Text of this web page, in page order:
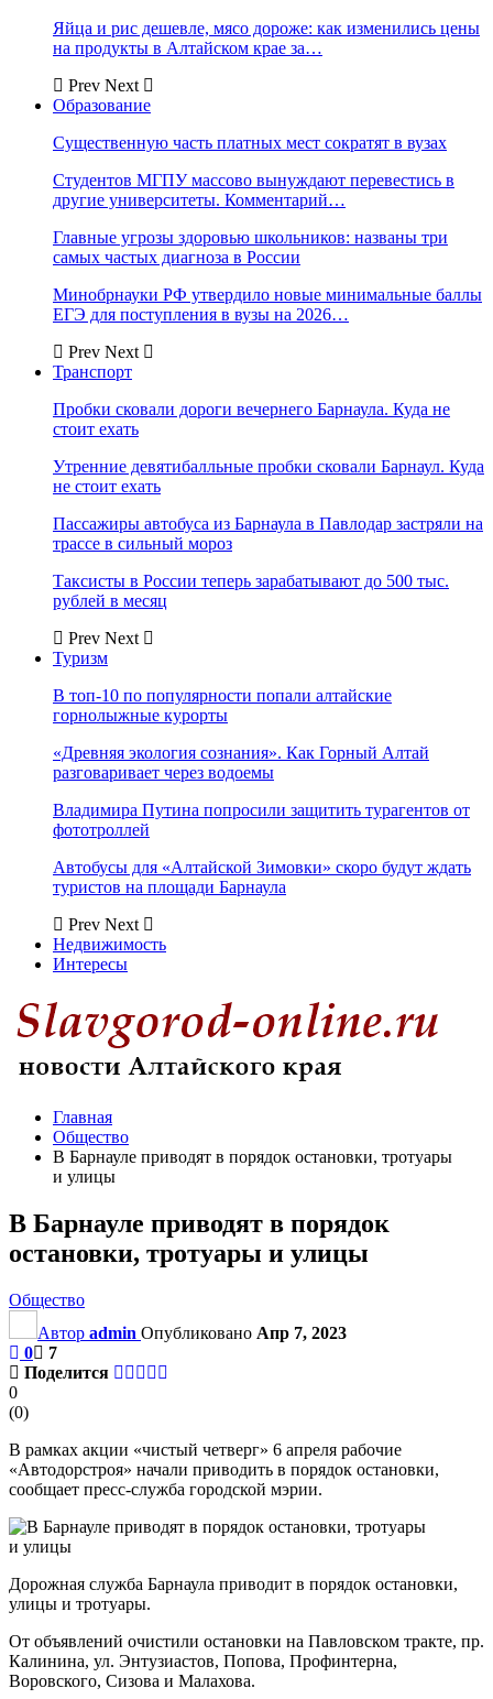
Яйца и рис дешевле, мясо дороже: как изменились цены
на продукты в Алтайском крае за…
Prev Next
Образование
Существенную часть платных мест сократят в вузах
Студентов МГПУ массово вынуждают перевестись в
другие университеты. Комментарий…
Главные угрозы здоровью школьников: названы три
самых частых диагноза в России
Минобрнауки РФ утвердило новые минимальные баллы
ЕГЭ для поступления в вузы на 2026…
Prev Next
Транспорт
Пробки сковали дороги вечернего Барнаула. Куда не
стоит ехать
Утренние девятибалльные пробки сковали Барнаул. Куда
не стоит ехать
Пассажиры автобуса из Барнаула в Павлодар застряли на
трассе в сильный мороз
Таксисты в России теперь зарабатывают до 500 тыс.
рублей в месяц
Prev Next
Туризм
В топ-10 по популярности попали алтайские
горнолыжные курорты
«Древняя экология сознания». Как Горный Алтай
разговаривает через водоемы
Владимира Путина попросили защитить турагентов от
фототроллей
Автобусы для «Алтайской Зимовки» скоро будут ждать
туристов на площади Барнаула
Prev Next
Недвижимость
Интересы
Главная
Общество
В Барнауле приводят в порядок остановки, тротуары
и улицы
В Барнауле приводят в порядок
остановки, тротуары и улицы
Общество
Автор admin Опубликовано Апр 7, 2023
0
7
Поделится
0
(0)
В рамках акции «чистый четверг» 6 апреля рабочие
«Автодорстроя» начали приводить в порядок остановки,
сообщает пресс-служба городской мэрии.
Дорожная служба Барнаула приводит в порядок остановки,
улицы и тротуары.
От объявлений очистили остановки на Павловском тракте, пр.
Калинина, ул. Энтузиастов, Попова, Профинтерна,
Воровского, Сизова и Малахова.